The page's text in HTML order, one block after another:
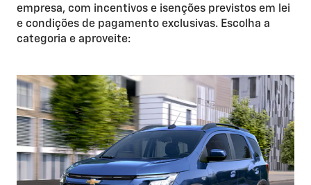
empresa, com incentivos e isenções previstos em lei
e condições de pagamento exclusivas. Escolha a
categoria e aproveite: